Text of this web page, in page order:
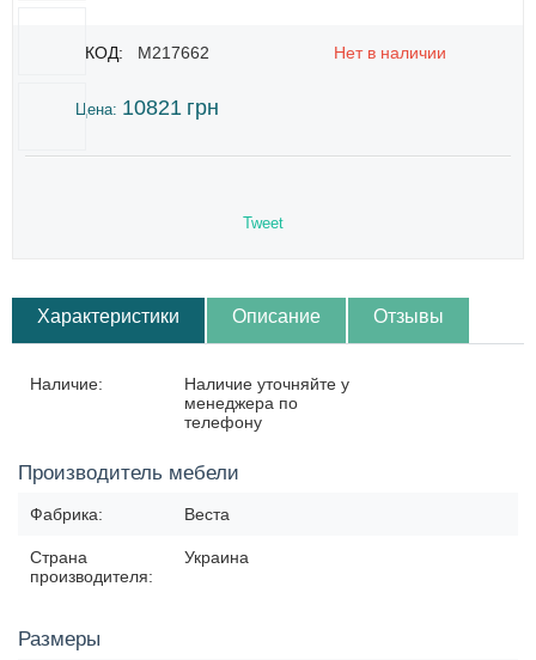
КОД: M217662 Нет в наличии
Цена: 10821 грн
Tweet
Характеристики Описание Отзывы
Наличие:
Наличие уточняйте у
менеджера по
телефону
Производитель мебели
Фабрика: Веста
Страна
производителя:
Украина
Размеры